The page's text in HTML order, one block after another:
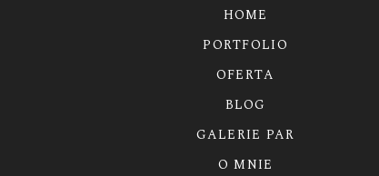
HOME
PORTFOLIO
OFERTA
BLOG
GALERIE PAR
O MNIE